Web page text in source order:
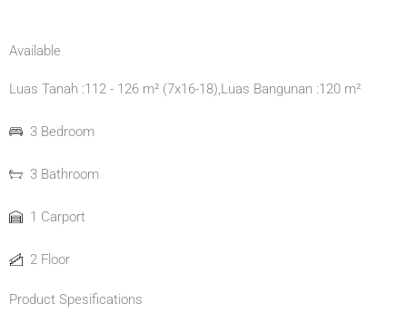
Available
Luas Tanah :112 - 126 m² (7x16-18), Luas Bangunan :120 m²
3 Bedroom
3 Bathroom
1 Carport
2 Floor
Product Spesifications